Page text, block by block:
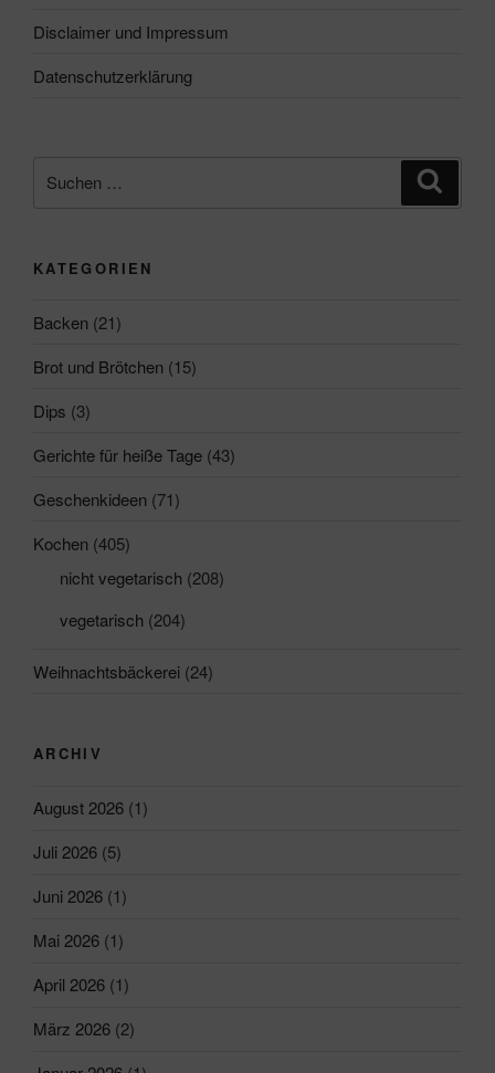
Disclaimer und Impressum
Datenschutzerklärung
nach:
KATEGORIEN
Backen (21)
Brot und Brötchen (15)
Dips (3)
Gerichte für heiße Tage (43)
Geschenkideen (71)
Kochen (405)
nicht vegetarisch (208)
vegetarisch (204)
Weihnachtsbäckerei (24)
ARCHIV
August 2026 (1)
Juli 2026 (5)
Juni 2026 (1)
Mai 2026 (1)
April 2026 (1)
März 2026 (2)